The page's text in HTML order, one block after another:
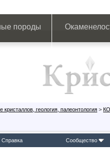
породы
геология, палеонтология >
Справка Сообщество